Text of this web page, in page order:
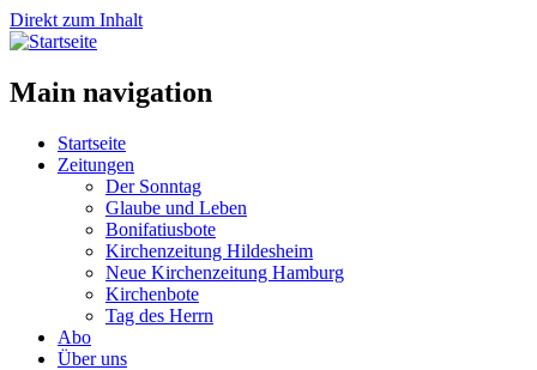
Direkt zum Inhalt
Main navigation
Startseite
Zeitungen
Der Sonntag
Glaube und Leben
Bonifatiusbote
Kirchenzeitung Hildesheim
Neue Kirchenzeitung Hamburg
Kirchenbote
Tag des Herrn
Abo
Über uns